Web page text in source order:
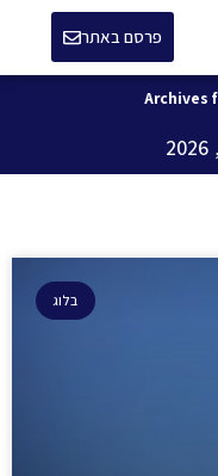
פרסם באתר
Archives
בלוג